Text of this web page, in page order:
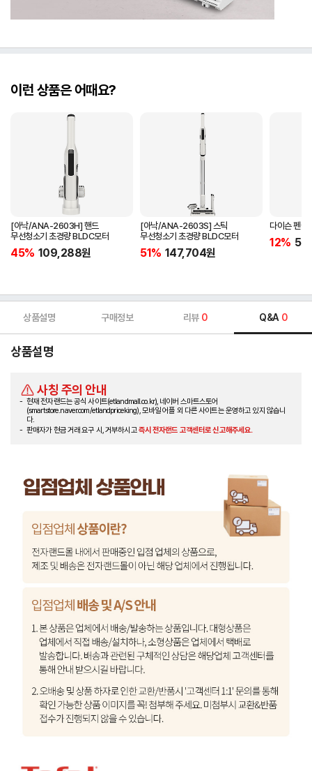
이런 상품은 어때요?
[아낙/ANA-2603H] 핸드
무선청소기 초경량 BLDC모터
45% 109,288원
[아낙/ANA-2603S] 스틱
무선청소기 초경량 BLDC모터
51% 147,704원
다이슨 펜슬
12%
상품설명 구매정보 리뷰 0 Q&A 0
상품설명
사칭 주의 안내
현재 전자랜드는 공식 사이트(etlandmall.co.kr), 네이버 스마트스토어
(smartstore.naver.com/etlandpriceking), 모바일 어플 외 다른 사이트는 운영하고 있지 않습니
다.
판매자가 현금 거래 요구 시, 거부하시고즉시 전자랜드 고객센터로 신고해주세요.